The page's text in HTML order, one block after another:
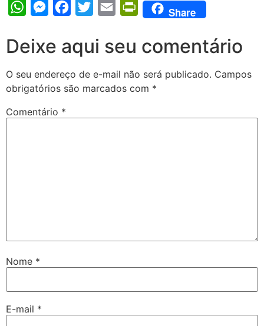
WhatsAppMessengerFacebook
Twitter Email PrintFriendly
Share
Deixe aqui seu comentário
O seu endereço de e-mail não será publicado. Campos
obrigatórios são marcados com *
Comentário *
Nome *
E-mail *